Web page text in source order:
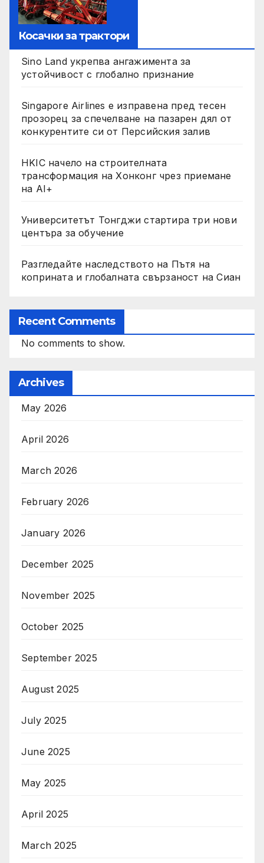
Косачки за трактори
Sino Land укрепва ангажимента за
устойчивост с глобално признание
Singapore Airlines е изправена пред тесен
прозорец за спечелване на пазарен дял от
конкурентите си от Персийския залив
HKIC начело на строителната
трансформация на Хонконг чрез приемане
на AI+
Университетът Тонгджи стартира три нови
центъра за обучение
Разгледайте наследството на Пътя на
коприната и глобалната свързаност на Сиан
Recent Comments
No comments to show.
Archives
May 2026
April 2026
March 2026
February 2026
January 2026
December 2025
November 2025
October 2025
September 2025
August 2025
July 2025
June 2025
May 2025
April 2025
March 2025